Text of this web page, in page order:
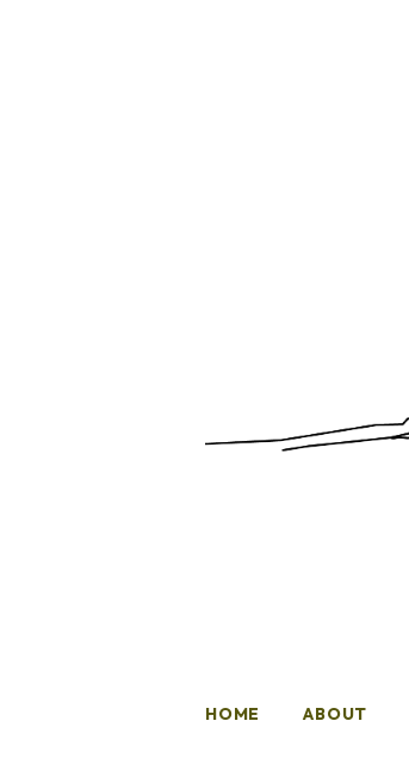
HOME ABOUT